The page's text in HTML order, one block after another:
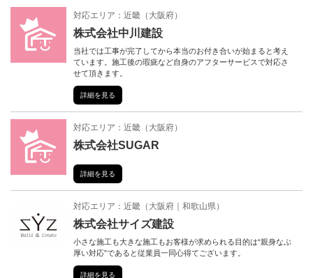
対応エリア： 近畿 （ 大阪府）
株式会社中川建設
当社では工事が完了してから本当のお付き合いが始まると考え
ています。施工後の瑕疵など自身のアフターサービスで対応さ
せて頂きます。
詳細を見る
対応エリア： 近畿 （ 大阪府）
株式会社SUGAR
詳細を見る
対応エリア： 近畿 （ 大阪府 和歌山県）
株式会社サイズ建設
小さな施工も大きな施工もお客様が求められる目的は“親身なぶ
厚い対応”であると従業員一同心得てございます。
詳細を見る